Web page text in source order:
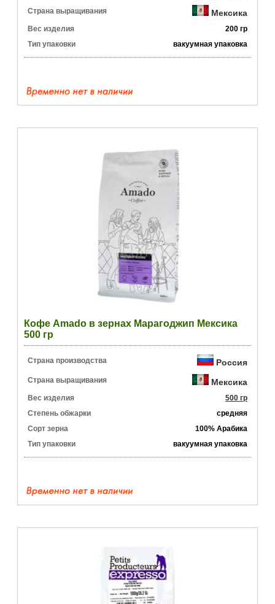
Страна выращивания Мексика
Вес изделия
200 гр
Тип упаковки
вакуумная упаковка
Кофе Amado в зернах Марагоджип Мексика
500 гр
Страна производства Россия
Страна выращивания Мексика
Вес изделия
500 гр
Степень обжарки
средняя
Сорт зерна
100% Арабика
Тип упаковки
вакуумная упаковка